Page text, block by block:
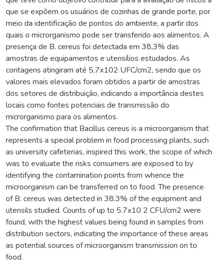
que se expõem os usuários de cozinhas de grande porte, por
meio da identificação de pontos do ambiente, a partir dos
quais o microrganismo pode ser transferido aos alimentos. A
presença de B. cereus foi detectada em 38,3% das
amostras de equipamentos e utensílios estudados. As
contagens atingiram até 5,7x102 UFC/cm2, sendo que os
valores mais elevados foram obtidos a partir de amostras
dos setores de distribuição, indicando a importância destes
locais como fontes potenciais de transmissão do
microrganismo para os alimentos.
The confirmation that Bacillus cereus is a microorganism that
represents a special problem in food processing plants, such
as university cafeterias, inspired this work, the scope of which
was to evaluate the risks consumers are exposed to by
identifying the contamination points from whence the
microorganism can be transferred on to food. The presence
of B. cereus was detected in 38.3% of the equipment and
utensils studied. Counts of up to 5.7x10 2 CFU/cm2 were
found, with the highest values being found in samples from
distribution sectors, indicating the importance of these areas
as potential sources of microorganism transmission on to
food.